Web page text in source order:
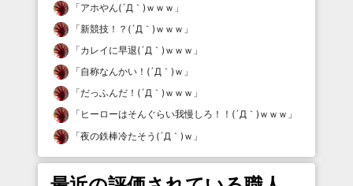
「アホやん(´Д｀)ｗｗｗ 」
「新競技！？(´Д｀)ｗｗｗ 」
「カレイに早退(´Д｀)ｗｗｗ 」
「自称なんかい！(´Д｀)ｗ 」
「だっふんだ！(´Д｀)ｗｗｗ 」
「 ヒーローはそんぐらい我慢しろ！！(´Д｀)ｗｗｗ 」
「夜の鉄棒冷たそう(´Д｀)ｗ 」